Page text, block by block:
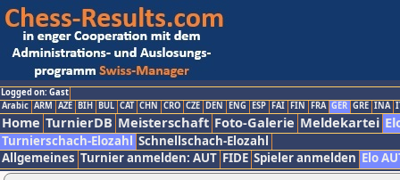
Logged on: Gast
Arabic ARM AZE BIH BUL CAT CHN CRO CZE DEN ENG ESP FAI FIN FRA GER GRE INA
Home TurnierDB Meisterschaft Foto-Galerie Meldekartei
Turnierschach-Elozahl Schnellschach-Elozahl
Allgemeines Turnier anmelden: AUT FIDE Spieler anmelden Elo